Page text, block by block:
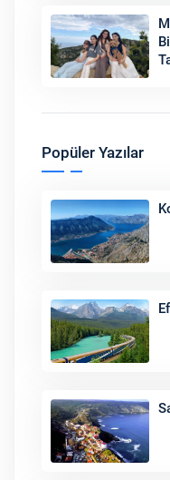
Popüler Yazılar